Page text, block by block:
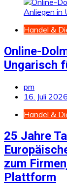
Handel &
Online-
Ungarisch
pm
16. Juli 2026
Handel &
25 Jahre
zum
Plattform